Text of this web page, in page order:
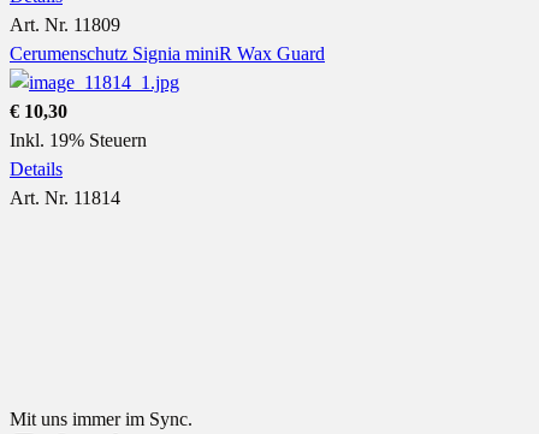
Art. Nr. 11809
Cerumenschutz Signia miniR Wax Guard
€ 10,30
Inkl. 19% Steuern
Details
Art. Nr. 11814
Mit uns immer im Sync.